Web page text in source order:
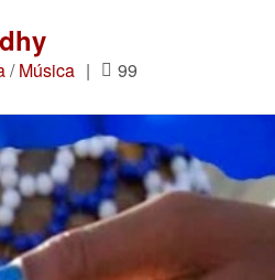
/Música | 99